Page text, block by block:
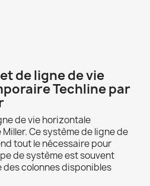
de ligne de vie
Techline par
de vie horizontale
Ce système de ligne de
tout le nécessaire pour
de système est souvent
des colonnes disponibles